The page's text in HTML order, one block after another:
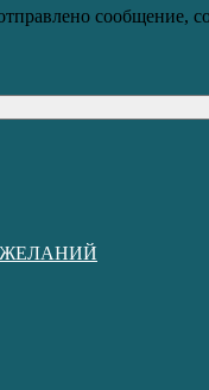
сообщение,